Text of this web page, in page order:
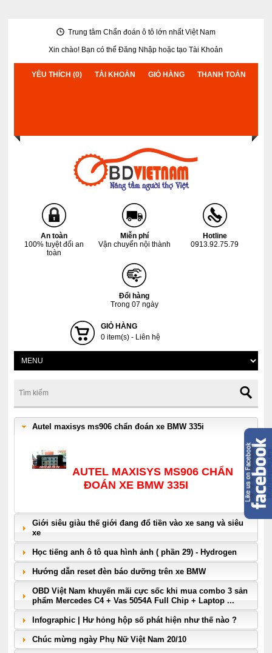
Trung tâm Chẩn đoán ô tô lớn nhất Việt Nam
Xin chào! Bạn có thểĐăng Nhập hoặctạo Tài Khoản
YÊU THÍCH (0) TÀI KHOẢN GIỎ HÀNG THANH TOÁN
An toàn
100% tuyệt đối an
toàn
Miễn phí
Vận chuyển nội thành
Hotline
0913.92.75.79
Đổi hàng
Trong 07 ngày
GIỎ HÀNG
0 item(s) - Liên hệ
Autel maxisys ms906 chẩn đoán xe BMW 335i
AUTEL MAXISYS MS906 CHẨN
ĐOÁN XE BMW 335I
Giới siêu giàu thế giới đang đổ tiền vào xe sang và siêu
xe
Học tiếng anh ô tô qua hình ảnh ( phần 29) - Hydrogen
Hướng dẫn reset đèn báo dưỡng trên xe BMW
OBD Việt Nam khuyến mãi cực sốc khi mua combo 3 sản
phẩm Mercedes C4 + Vas 5054A Full Chip + Laptop ...
Infographic | Hư hỏng hộp số phát hiện như thế nào ?
Chúc mừng ngày Phụ Nữ Việt Nam 20/10